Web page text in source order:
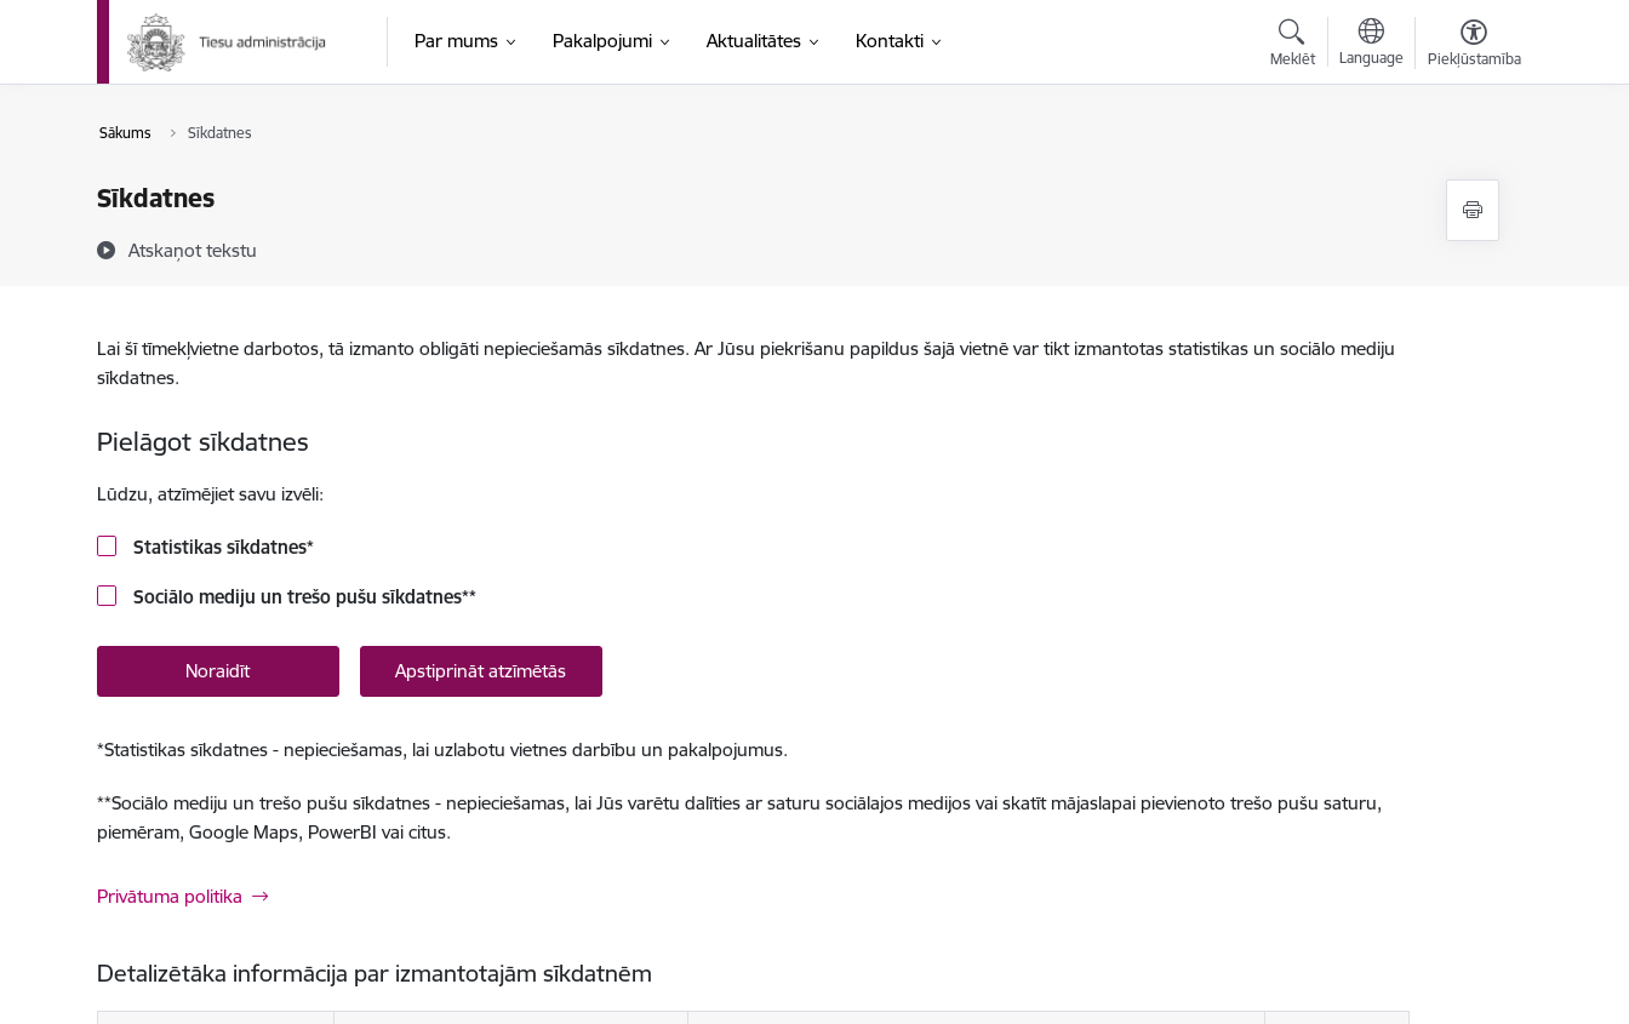
Pāriet uz lapas saturu
Par mums Pakalpojumi Aktualitātes Kontakti
Meklēt Language Piekļūstamība
Sākums Sīkdatnes
Sīkdatnes
Atskaņot tekstu
Lai šī tīmekļvietne darbotos, tā izmanto obligāti nepieciešamās sīkdatnes. Ar Jūsu piekrišanu papildus šajā vietnē var tikt izmantotas statistikas un sociālo mediju
sīkdatnes.
Pielāgot sīkdatnes
Lūdzu, atzīmējiet savu izvēli:
Statistikas sīkdatnes*
Sociālo mediju un trešo pušu sīkdatnes**
Noraidīt Apstiprināt atzīmētās
*Statistikas sīkdatnes - nepieciešamas, lai uzlabotu vietnes darbību un pakalpojumus.
**Sociālo mediju un trešo pušu sīkdatnes - nepieciešamas, lai Jūs varētu dalīties ar saturu sociālajos medijos vai skatīt mājaslapai pievienoto trešo pušu saturu,
piemēram, Google Maps, PowerBI vai citus.
Privātuma politika
Detalizētāka informācija par izmantotajām sīkdatnēm